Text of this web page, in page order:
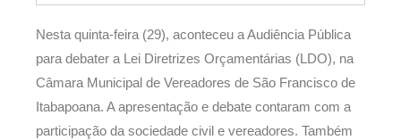
Nesta quinta-feira (29), aconteceu a Audiência Pública
para debater a Lei Diretrizes Orçamentárias (LDO), na
Câmara Municipal de Vereadores de São Francisco de
Itabapoana. A apresentação e debate contaram com a
participação da sociedade civil e vereadores. Também